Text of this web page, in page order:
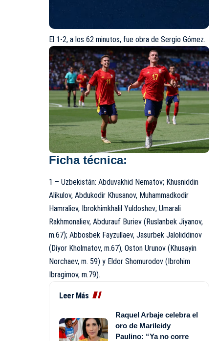
El 1-2, a los 62 minutos, fue obra de Sergio Gómez.
Ficha técnica:
1 – Uzbekistán: Abduvakhid Nematov; Khusniddin
Alikulov, Abdukodir Khusanov, Muhammadkodir
Hamraliev, Ibrokhimkhalil Yuldoshev; Umarali
Rakhmonaliev, Abdurauf Buriev (Ruslanbek Jiyanov,
m.67); Abbosbek Fayzullaev, Jasurbek Jaloliddinov
(Diyor Kholmatov, m.67), Oston Urunov (Khusayin
Norchaev, m. 59) y Eldor Shomurodov (Ibrohim
Ibragimov, m.79).
Leer Más
Raquel Arbaje celebra el
oro de Marileidy
Paulino: “Ya no corre